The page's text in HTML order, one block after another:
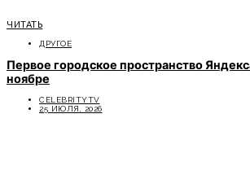
ЧИТАТЬ
ДРУГОЕ
Первое городское пространство
ноябре
CELEBRITYTV
25 ИЮЛЯ, 2026